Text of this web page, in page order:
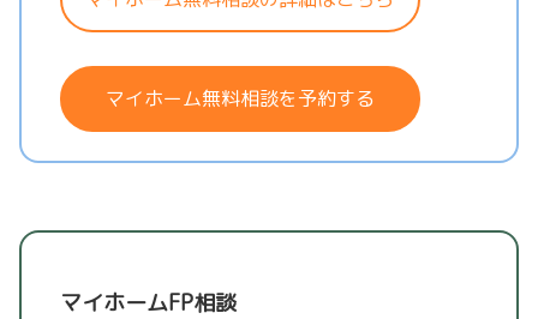
マイホーム無料相談を予約する
マイホームFP相談